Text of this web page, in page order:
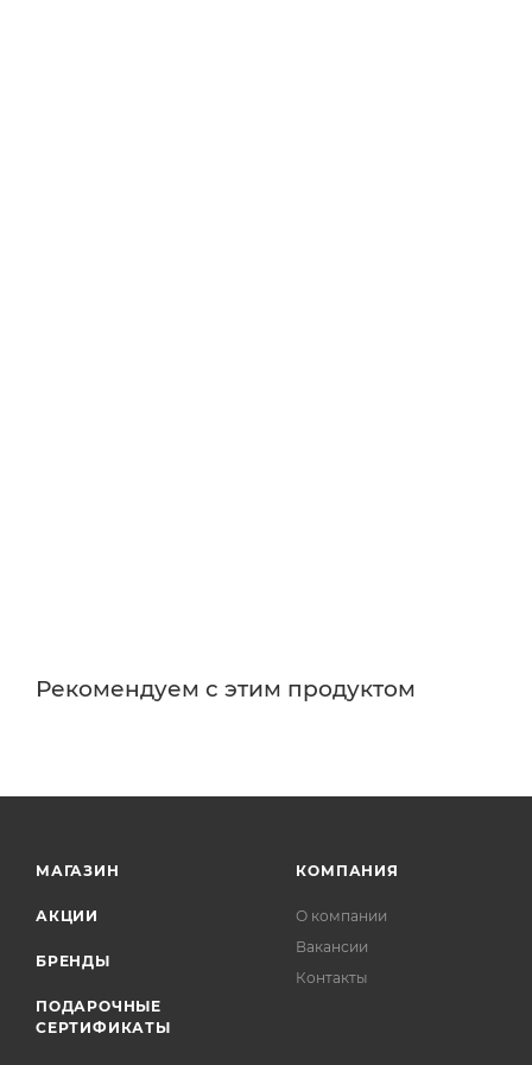
Рекомендуем с этим продуктом
МАГАЗИН
АКЦИИ
БРЕНДЫ
ПОДАРОЧНЫЕ
СЕРТИФИКАТЫ
КОМПАНИЯ
О компании
Вакансии
Контакты